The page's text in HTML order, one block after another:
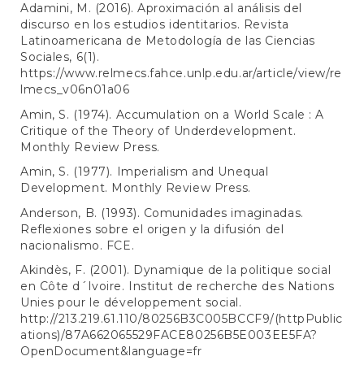
Adamini, M. (2016). Aproximación al análisis del
discurso en los estudios identitarios. Revista
Latinoamericana de Metodología de las Ciencias
Sociales, 6(1).
https://www.relmecs.fahce.unlp.edu.ar/article/view/re
lmecs_v06n01a06
Amin, S. (1974). Accumulation on a World Scale : A
Critique of the Theory of Underdevelopment.
Monthly Review Press.
Amin, S. (1977). Imperialism and Unequal
Development. Monthly Review Press.
Anderson, B. (1993). Comunidades imaginadas.
Reflexiones sobre el origen y la difusión del
nacionalismo. FCE.
Akindès, F. (2001). Dynamique de la politique social
en Côte d´Ivoire. Institut de recherche des Nations
Unies pour le développement social.
http://213.219.61.110/80256B3C005BCCF9/(httpPublic
ations)/87A662065529FACE80256B5E003EE5FA?
OpenDocument&language=fr